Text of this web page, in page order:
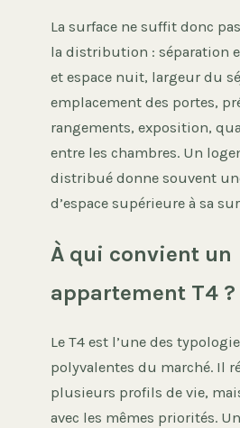
La surface ne suffit donc
la distribution : séparation
et espace nuit, largeur du
emplacement des portes,
rangements, exposition,
entre les chambres. Un
distribué donne souvent
d’espace supérieure à sa
À qui convient un
appartement T4 ?
Le T4 est l’une des
polyvalentes du marché. Il
plusieurs profils de vie,
avec les mêmes priorités.